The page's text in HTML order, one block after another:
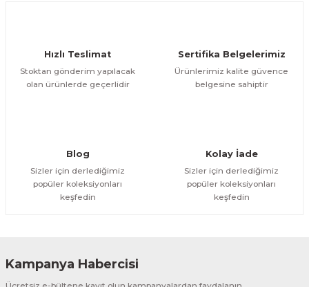
Bu ürüne benzer farklı alternatifler olmalı.
Hızlı Teslimat
Stoktan gönderim yapılacak
olan ürünlerde geçerlidir
Sertifika Belgelerimiz
Ürünlerimiz kalite güvence
belgesine sahiptir
Blog
Sizler için derlediğimiz
popüler koleksiyonları
keşfedin
Kolay İade
Sizler için derlediğimiz
popüler koleksiyonları
keşfedin
Kampanya Habercisi